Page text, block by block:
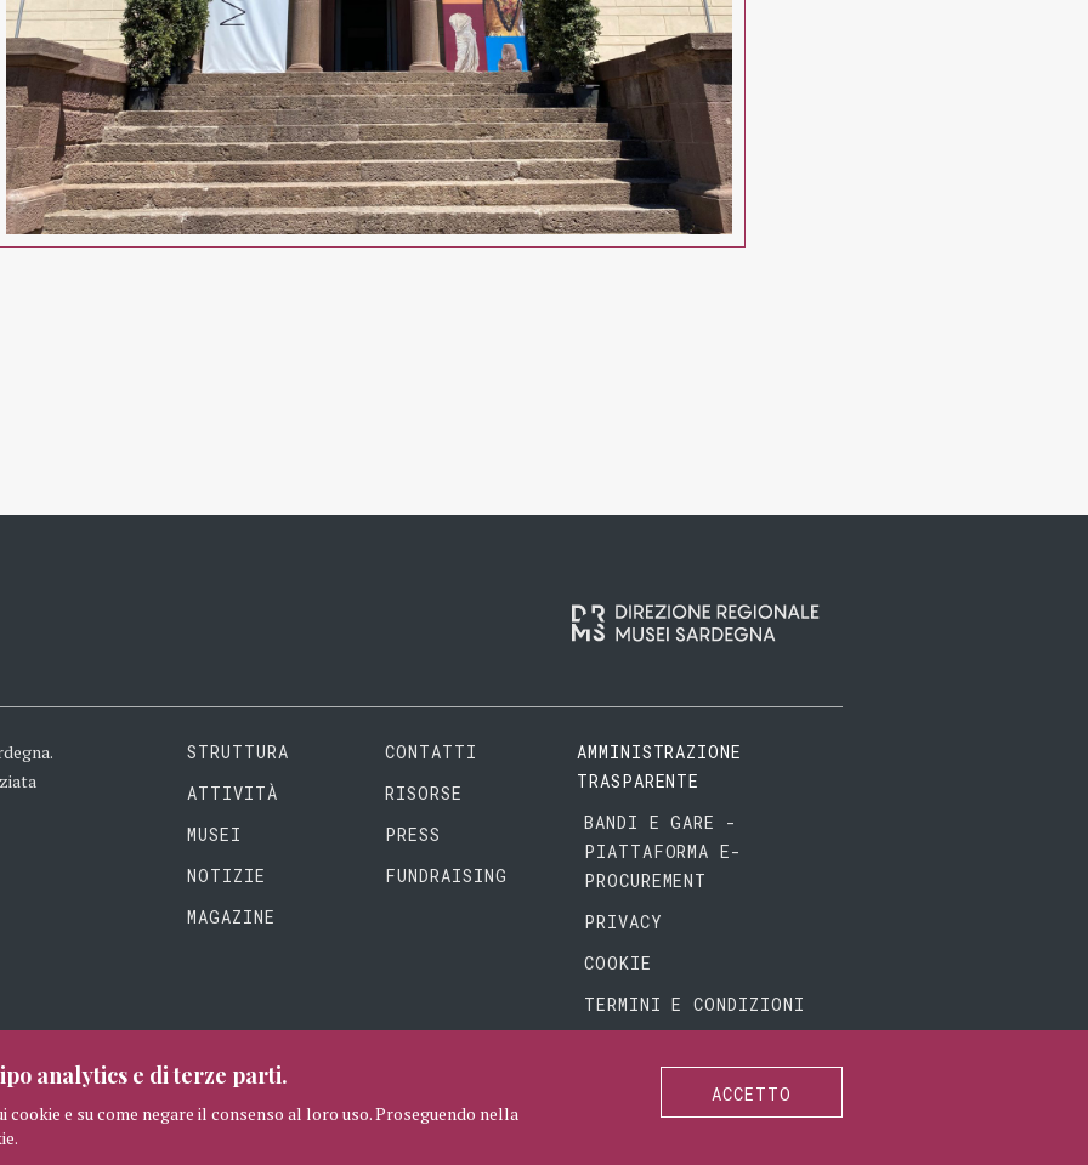
STRUTTURA
ATTIVITÀ
MUSEI
NOTIZIE
MAGAZINE
CONTATTI
RISORSE
PRESS
FUNDRAISING
AMMINISTRAZIONE
TRASPARENTE
BANDI E GARE -
PIATTAFORMA E-
PROCUREMENT
PRIVACY
COOKIE
TERMINI E CONDIZIONI
analytics e di terze parti.
cookie e su come negare il consenso al loro uso. Proseguendo nella
ACCETTO